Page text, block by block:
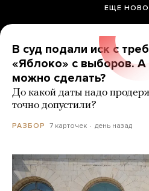
ЕЩЕ
В суд подали иск с
«Яблоко» с выборов. А
можно сделать?
До какой даты надо
точно допустили?
РАЗБОР 7 карточек день назад